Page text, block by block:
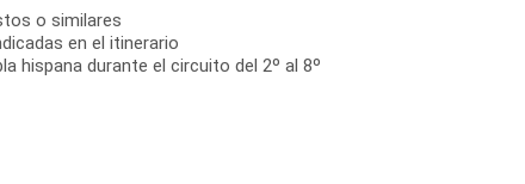
o similares
en el itinerario
hispana durante el circuito del 2º al 8º